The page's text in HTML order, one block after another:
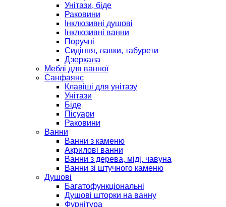
Унітази, біде
Раковини
Інклюзивні душові
Інклюзивні ванни
Поручні
Сидіння, лавки, табурети
Дзеркала
Меблі для ванної
Санфаянс
Клавіші для унітазу
Унітази
Біде
Пісуари
Раковини
Ванни
Ванни з каменю
Акрилові ванни
Ванни з дерева, міді, чавуна
Ванни зі штучного каменю
Душові
Багатофункціональні
Душові шторки на ванну
Фурнітура